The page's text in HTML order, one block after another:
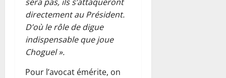
directement au Président.
D’où le rôle de digue
indispensable que joue
Choguel ».
Pour l’avocat émérite, on